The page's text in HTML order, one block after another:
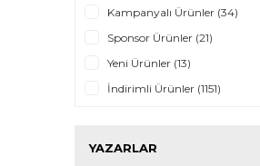
Fdd Yayınları (22)
Hız Yayınları (21)
Kampanyalı Ürünler (34)
Sponsor Ürünler (21)
Yeni Ürünler (13)
İndirimli Ürünler (1151)
YAZARLAR